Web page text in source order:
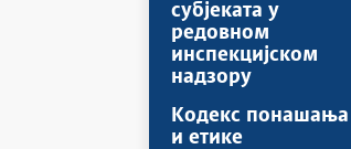
субјеката у
редовном
инспекцијском
надзору
Kодекс понашања
и етике